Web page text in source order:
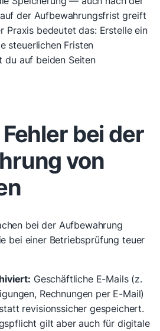
der Aufbewahrungsfrist greift
Praxis bedeutet das: Erstelle ein
steuerlichen Fristen
du auf beiden Seiten
bei der
von
bei der Aufbewahrung
bei einer Betriebsprüfung teuer
Geschäftliche E-Mails (z.
Rechnungen per E-Mail)
revisionssicher gespeichert.
gilt aber auch für digitale